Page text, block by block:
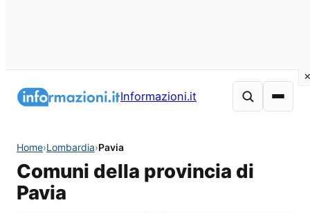
Informazioni.it
Home›Lombardia›Pavia
Comuni della provincia di
Pavia